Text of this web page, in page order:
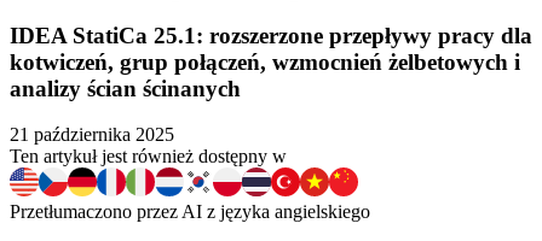
IDEA StatiCa 25.1: rozszerzone przepływy pracy dla
kotwiczeń, grup połączeń, wzmocnień żelbetowych i
analizy ścian ścinanych
21 października 2025
Ten artykuł jest również dostępny w
Przetłumaczono przez AI z języka angielskiego